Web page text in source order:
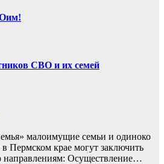
СВО и их семей
малоимущие семьи и одиноко
Пермском крае могут заключить
направлениям: Осуществление…